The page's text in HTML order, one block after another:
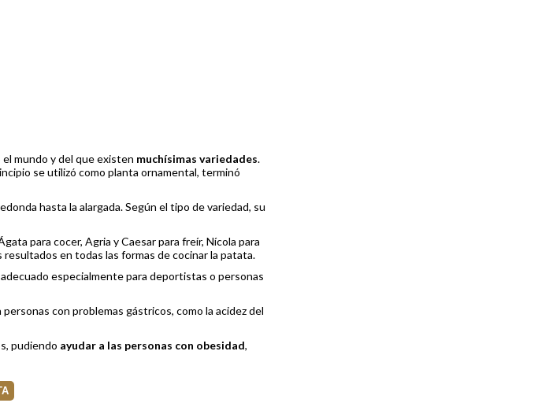
mundo y del que existen muchísimas variedades.
se utilizó como planta ornamental, terminó
hasta la alargada. Según el tipo de variedad, su
para cocer, Agria y Caesar para freír, Nícola para
resultados en todas las formas de cocinar la patata.
especialmente para deportistas o personas
personas con problemas gástricos, como la acidez del
pudiendo ayudar a las personas con obesidad,